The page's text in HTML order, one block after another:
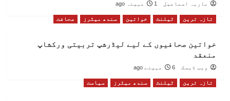
ماریہ اسماعیل 1 مہینہ ago
تازہ ترین ٹیلنٹ خواتین سندھ میٹرز صحافت
خواتین صحافیوں کے لیے لیڈرشپ تربیتی ورکشاپ
منعقد
ویب ڈیسک 6 مہینے ago
تازہ ترین ٹیلنٹ سندھ میٹرز سیاست